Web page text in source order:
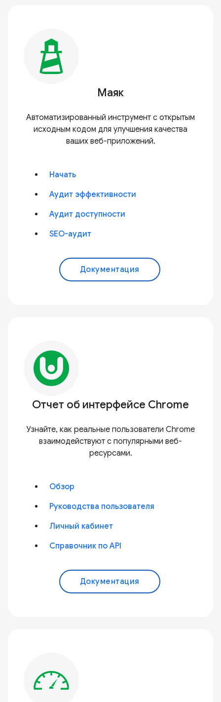
Маяк
Автоматизированный инструмент с открытым
исходным кодом для улучшения качества
ваших веб-приложений.
Начать
Аудит эффективности
Аудит доступности
SEO-аудит
Документация
Отчет об интерфейсе Chrome
Узнайте, как реальные пользователи Chrome
взаимодействуют с популярными веб-
ресурсами.
Обзор
Руководства пользователя
Личный кабинет
Справочник по API
Документация